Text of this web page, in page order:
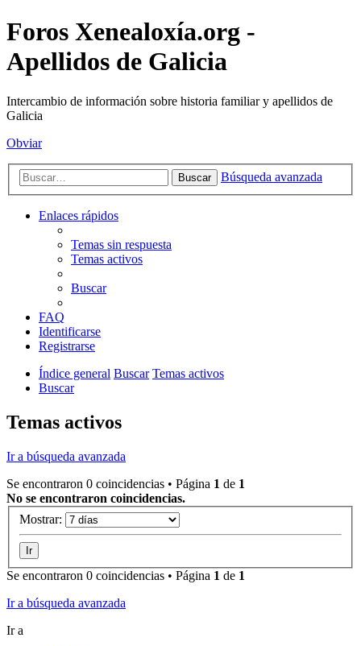
Foros Xenealoxía.org -
Apellidos de Galicia
Intercambio de información sobre historia familiar y apellidos de
Galicia
Obviar
Buscar Búsqueda avanzada
Enlaces rápidos
Temas sin respuesta
Temas activos
Buscar
FAQ
Identificarse
Registrarse
Índice general Buscar Temas activos
Buscar
Temas activos
Ir a búsqueda avanzada
Se encontraron 0 coincidencias • Página 1 de 1
No se encontraron coincidencias.
Mostrar:
Se encontraron 0 coincidencias • Página 1 de 1
Ir a búsqueda avanzada
Ir a